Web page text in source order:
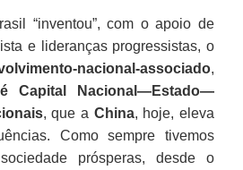
“inventou”, com o apoio de
e lideranças progressistas, o
nacional-associado,
Capital Nacional—Estado—
, que a China, hoje, eleva
Como sempre tivemos
prósperas, desde o